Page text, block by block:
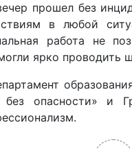
прошел без
в любой
работа не
ярко проводить
опасности»
и